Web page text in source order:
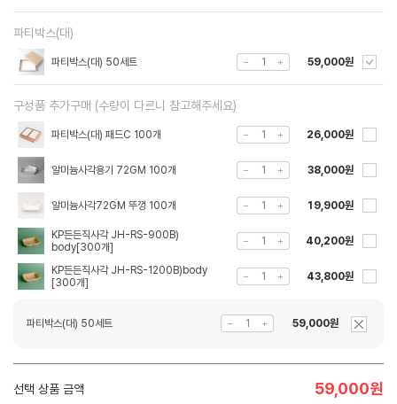
파티박스(대)
파티박스(대) 50세트 59,000원
구성품 추가구매 (수량이 다르니 참고해주세요)
파티박스(대) 패드C 100개 26,000원
알미늄사각용기 72GM 100개 38,000원
알미늄사각72GM 뚜껑 100개 19,900원
KP든든직사각 JH-RS-900B)
body[300개]
40,200원
KP든든직사각 JH-RS-1200B)body
[300개]
43,800원
파티박스(대) 50세트 59,000원
선택 상품 금액 59,000원